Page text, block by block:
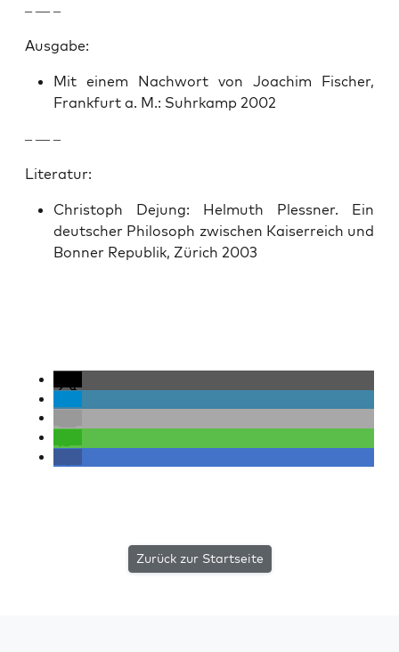
– — –
Aus­gabe:
Mit einem Nach­wort von Joachim Fis­ch­er,
Frank­furt a. M.: Suhrkamp 2002
– — –
Lit­er­atur:
Christoph Dejung: Hel­muth Pless­ner. Ein
deutsch­er Philosoph zwis­chen Kaiser­re­ich und
Bon­ner Repub­lik, Zürich 2003
Zurück zur Startseite